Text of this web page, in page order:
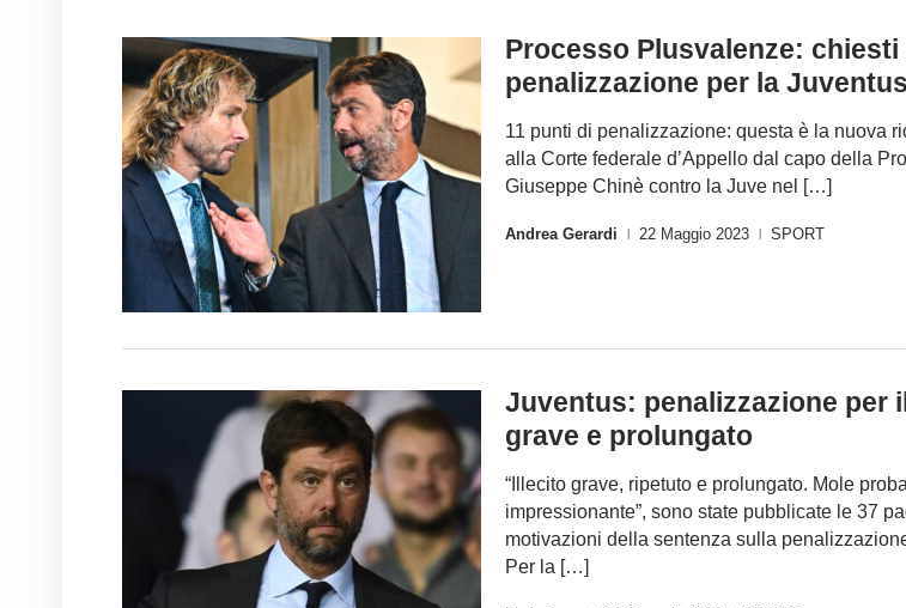
Processo Plusvalenze: chiesti
penalizzazione per la Juventus
11 punti di penalizzazione: questa è la nuova
alla Corte federale d’Appello dal capo della
Giuseppe Chinè contro la Juve nel […]
Andrea Gerardi 22 Maggio 2023 SPORT
Juventus: penalizzazione per
grave e prolungato
“Illecito grave, ripetuto e prolungato. Mole
impressionante”, sono state pubblicate le 37
motivazioni della sentenza sulla
Per la […]